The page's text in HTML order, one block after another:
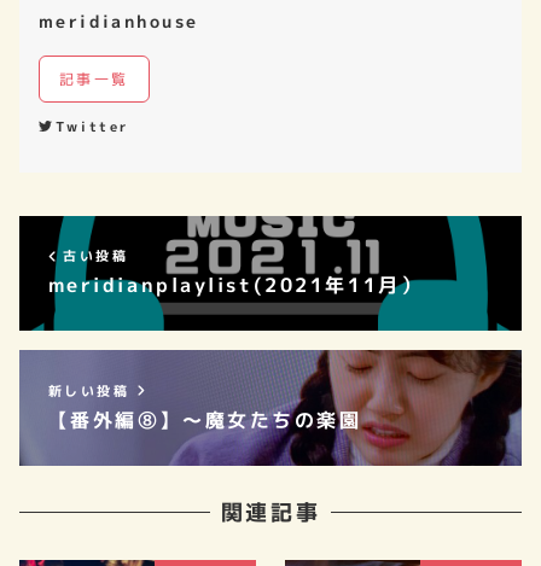
meridianhouse
記事一覧
Twitter
古い投稿
meridianplaylist(2021年11月）
新しい投稿
【番外編⑧】～魔女たちの楽園
関連記事